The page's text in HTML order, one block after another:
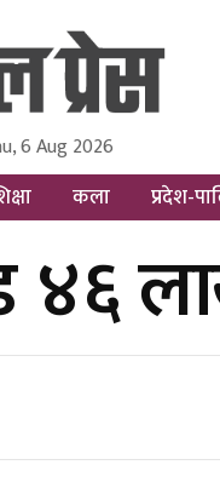
Pvt Ltd.
6 Aug 2026
कला प्रदेश-